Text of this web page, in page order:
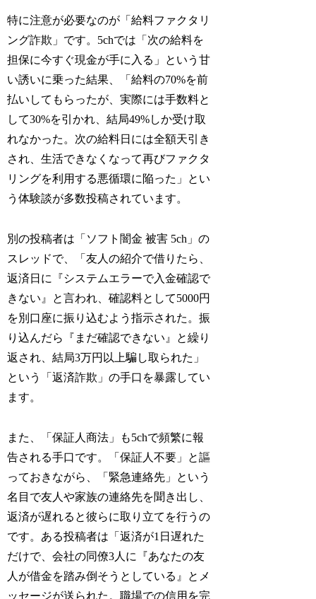
特に注意が必要なのが「給料ファクタリ
ング詐欺」です。5chでは「次の給料を
担保に今すぐ現金が手に入る」という甘
い誘いに乗った結果、「給料の70%を前
払いしてもらったが、実際には手数料と
して30%を引かれ、結局49%しか受け取
れなかった。次の給料日には全額天引き
され、生活できなくなって再びファクタ
リングを利用する悪循環に陥った」とい
う体験談が多数投稿されています。
別の投稿者は「ソフト闇金 被害 5ch」の
スレッドで、「友人の紹介で借りたら、
返済日に『システムエラーで入金確認で
きない』と言われ、確認料として5000円
を別口座に振り込むよう指示された。振
り込んだら『まだ確認できない』と繰り
返され、結局3万円以上騙し取られた」
という「返済詐欺」の手口を暴露してい
ます。
また、「保証人商法」も5chで頻繁に報
告される手口です。「保証人不要」と謳
っておきながら、「緊急連絡先」という
名目で友人や家族の連絡先を聞き出し、
返済が遅れると彼らに取り立てを行うの
です。ある投稿者は「返済が1日遅れた
だけで、会社の同僚3人に『あなたの友
人が借金を踏み倒そうとしている』とメ
ッセージが送られた。職場での信用を完